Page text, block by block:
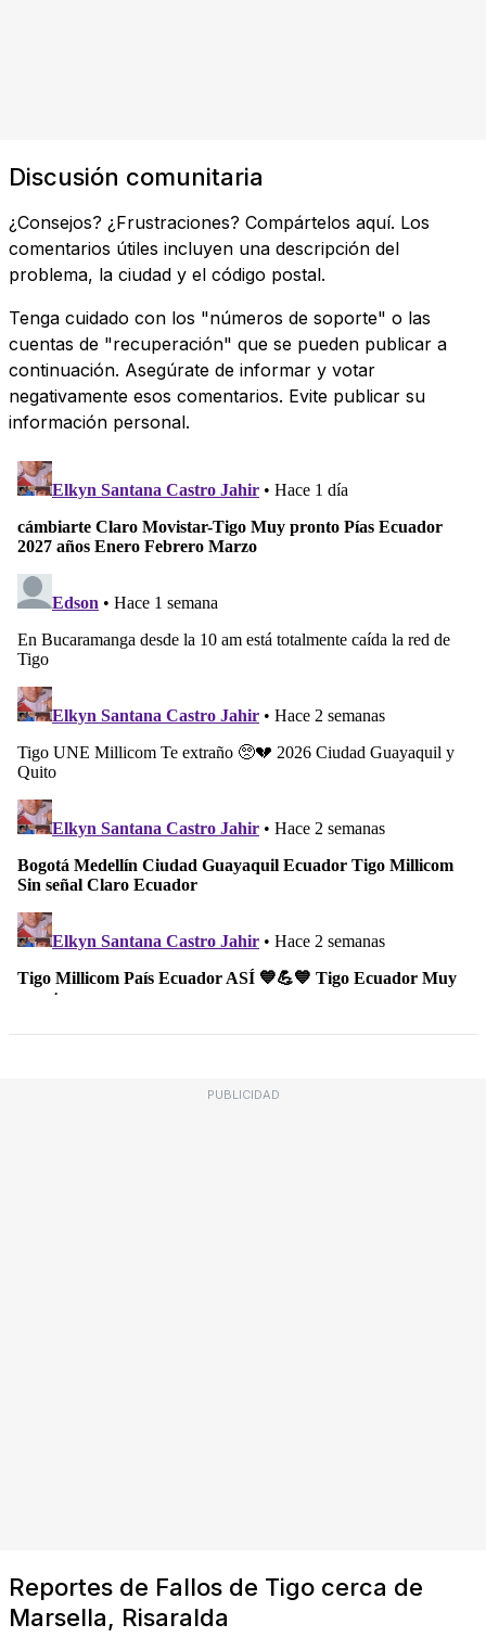
Discusión comunitaria
¿Consejos? ¿Frustraciones? Compártelos aquí. Los
comentarios útiles incluyen una descripción del
problema, la ciudad y el código postal.
Tenga cuidado con los "números de soporte" o las
cuentas de "recuperación" que se pueden publicar a
continuación. Asegúrate de informar y votar
negativamente esos comentarios. Evite publicar su
información personal.
PUBLICIDAD
Reportes de Fallos de Tigo cerca de
Marsella, Risaralda